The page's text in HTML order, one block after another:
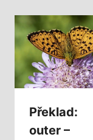
Překlad:
outer –